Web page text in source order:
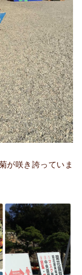
が咲き誇っていま